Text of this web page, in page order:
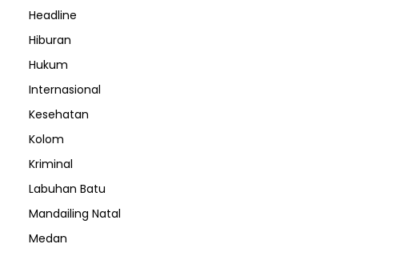
Headline
Hiburan
Hukum
Internasional
Kesehatan
Kolom
Kriminal
Labuhan Batu
Mandailing Natal
Medan